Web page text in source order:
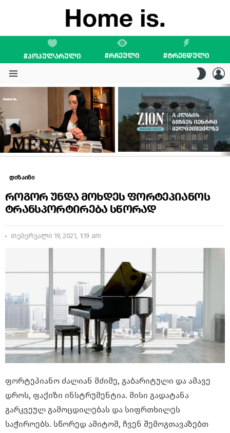
#ᲞᲝᲞᲣᲚᲐᲠᲣᲚᲘ #ᲠᲩᲔᲣᲚᲘ #ᲢᲠᲔᲜᲓᲣᲚᲘ
SKIN
STORIES
დიზაინი
როგორ უნდა მოხდეს ფორტეპიანოს
ტრანსპორტირება სწორად
თებერვალი 19, 2021, 1:19 am
ფორტეპიანო ძალიან მძიმე, გაბარიტული და ამავე
დროს, ფაქიზი ინსტრუმენტია. მისი გადატანა
გარკვეულ გამოცდილებას და სიფრთხილეს
საჭიროებს. სწორედ ამიტომ, ჩვენ შემოგთავაზებთ